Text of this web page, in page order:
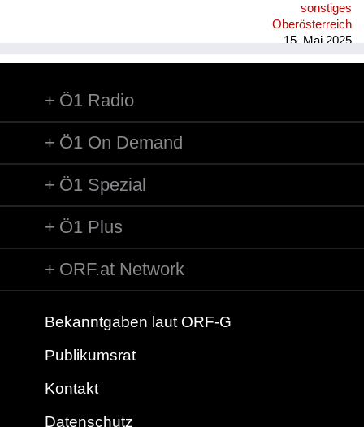
dass uns jemand anzeigt, aber ich habe gesagt: Wer soll denn
uns hören? Ich drehe ja eh ganz leise. Ich habe immer diesen
sonstiges
Oberösterreich
15. Mai 2025
Ö1 Radio
Ö1 On Demand
Ö1 Spezial
Ö1 Plus
ORF.at Network
Bekanntgaben laut ORF-G
Publikumsrat
Kontakt
Datenschutz